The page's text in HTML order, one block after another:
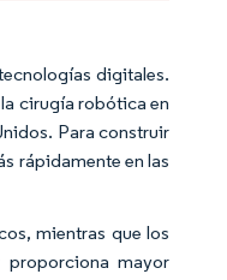
digitales.
cirugía robótica en
Para construir
rápidamente en las
mientras que los
mayor